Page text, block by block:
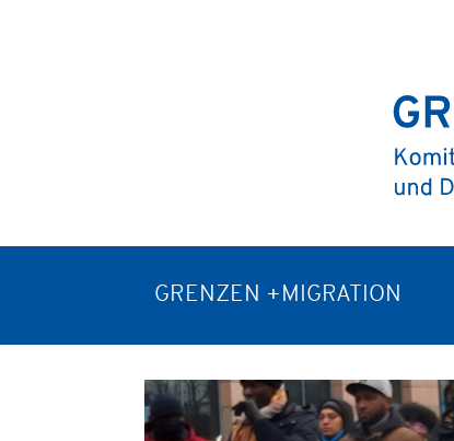
GRENZEN +MIGRATION